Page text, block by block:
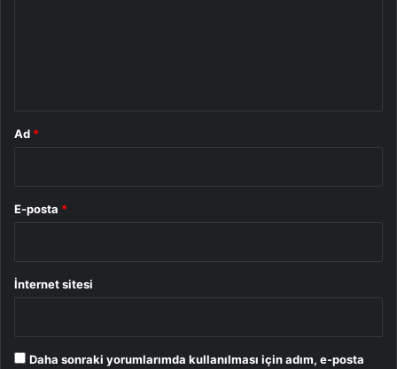
Ad *
E-posta *
İnternet sitesi
Daha sonraki yorumlarımda kullanılması için adım, e-posta